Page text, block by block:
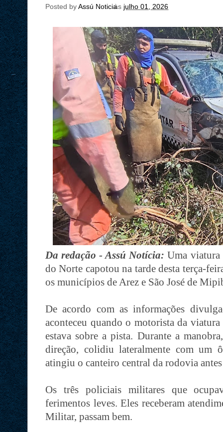
Posted byAssú Noticia
às julho 01, 2026
Da redação - Assú Notícia: Uma
do Norte capotou na tarde desta terça-
os municípios de Arez e São José de
De acordo com as informações
aconteceu quando o motorista da
estava sobre a pista. Durante a
direção, colidiu lateralmente com um
atingiu o canteiro central da rodovia
Os três policiais militares que
ferimentos leves. Eles receberam
Militar, passam bem.